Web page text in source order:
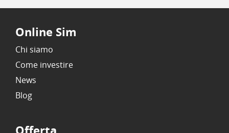
Online Sim
Chi siamo
Come investire
News
Blog
Offerta